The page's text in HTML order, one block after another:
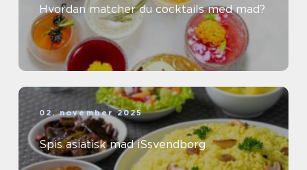
Hvordan matcher du cocktails med mad?
02. november 2025
Spis asiatisk mad iSsvendborg